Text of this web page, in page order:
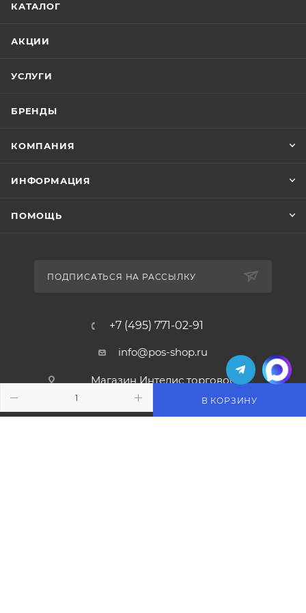
В КОРЗИНУ
КАТАЛОГ
АКЦИИ
УСЛУГИ
БРЕНДЫ
КОМПАНИЯ
ИНФОРМАЦИЯ
ПОМОЩЬ
ПОДПИСАТЬСЯ НА РАССЫЛКУ
+7 (495) 771-02-91
info@pos-shop.ru
Магазин Интелис торговое
оборудование
г. Москва, Сущевский вал, д. 5с1А'